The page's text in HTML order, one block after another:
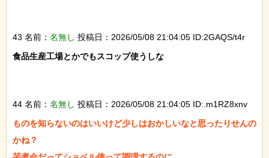
43 名前： 名無し 投稿日：2026/05/08 21:04:05 ID:2GAQS/t4r
食品生産工場とかでもスコップ使うしな
44 名前： 名無し 投稿日：2026/05/08 21:04:05 ID:.m1RZ8xnv
ものを知らないのはいいけど少しはおかしいなと思ったりせんの
かね？